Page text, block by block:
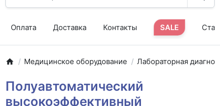
Оплата Доставка Контакты SALE
Медицинское оборудование Лабораторная
Полуавтоматический
высокоэффективный